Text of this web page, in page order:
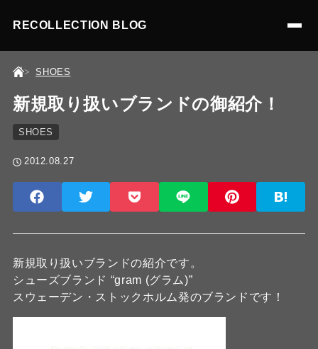
RECOLLECTION BLOG
SHOES
新規取り扱いブランドの御紹介！
SHOES
2012.08.27
新規取り扱いブランドの紹介です。
シューズブランド “gram (グラム)”
スウェーデン・ストックホルム発のブランドです！